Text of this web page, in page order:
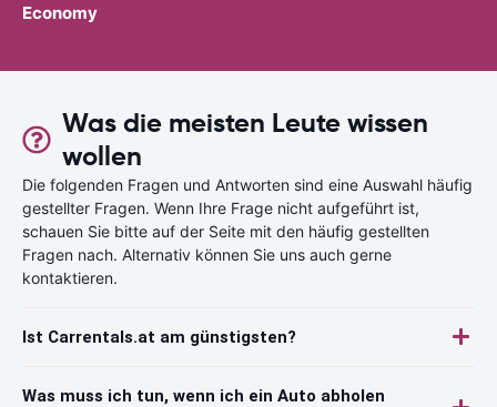
Economy
Was die meisten Leute wissen
wollen
Die folgenden Fragen und Antworten sind eine Auswahl häufig
gestellter Fragen. Wenn Ihre Frage nicht aufgeführt ist,
schauen Sie bitte auf der Seite mit den häufig gestellten
Fragen nach. Alternativ können Sie uns auch gerne
kontaktieren.
Ist Carrentals.at am günstigsten?
Was muss ich tun, wenn ich ein Auto abholen